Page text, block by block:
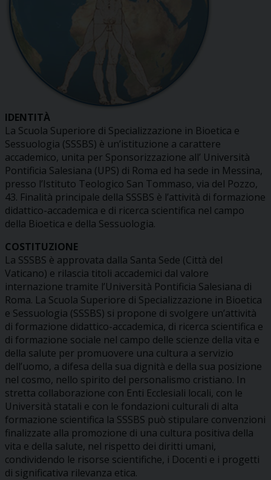
IDENTITÀ
La Scuola Superiore di Specializzazione in Bioetica e
Sessuologia (SSSBS) è un’istituzione a carattere
accademico, unita per Sponsorizzazione all’ Università
Pontificia Salesiana (UPS) di Roma ed ha sede in Messina,
presso l’Istituto Teologico San Tommaso, via del Pozzo,
43. Finalità principale della SSSBS è l’attività di formazione
didattico-accademica e di ricerca scientifica nel campo
della Bioetica e della Sessuologia.
COSTITUZIONE
La SSSBS è approvata dalla Santa Sede (Città del
Vaticano) e rilascia titoli accademici dal valore
internazione tramite l’Università Pontificia Salesiana di
Roma. La Scuola Superiore di Specializzazione in Bioetica
e Sessuologia (SSSBS) si propone di svolgere un’attività
di formazione didattico-accademica, di ricerca scientifica e
di formazione sociale nel campo delle scienze della vita e
della salute per promuovere una cultura a servizio
dell’uomo, a difesa della sua dignità e della sua posizione
nel cosmo, nello spirito del personalismo cristiano. In
stretta collaborazione con Enti Ecclesiali locali, con le
Università statali e con le fondazioni culturali di alta
formazione scientifica la SSSBS può stipulare convenzioni
finalizzate alla promozione di una cultura positiva della
vita e della salute, nel rispetto dei diritti umani,
condividendo le risorse scientifiche, i Docenti e i progetti
di significativa rilevanza etica.